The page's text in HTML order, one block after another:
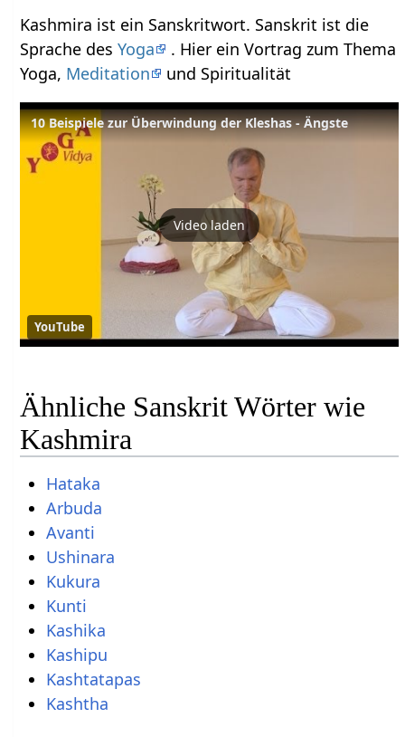
Kashmira ist ein Sanskritwort. Sanskrit ist die
Sprache desYoga
. Hier ein Vortrag zum Thema
Yoga, Meditation und Spiritualität
10 Beispiele zur Überwindung der Kleshas - Ängste
Video laden
YouTube
Ähnliche Sanskrit Wörter wie
Kashmira
Hataka
Arbuda
Avanti
Ushinara
Kukura
Kunti
Kashika
Kashipu
Kashtatapas
Kashtha